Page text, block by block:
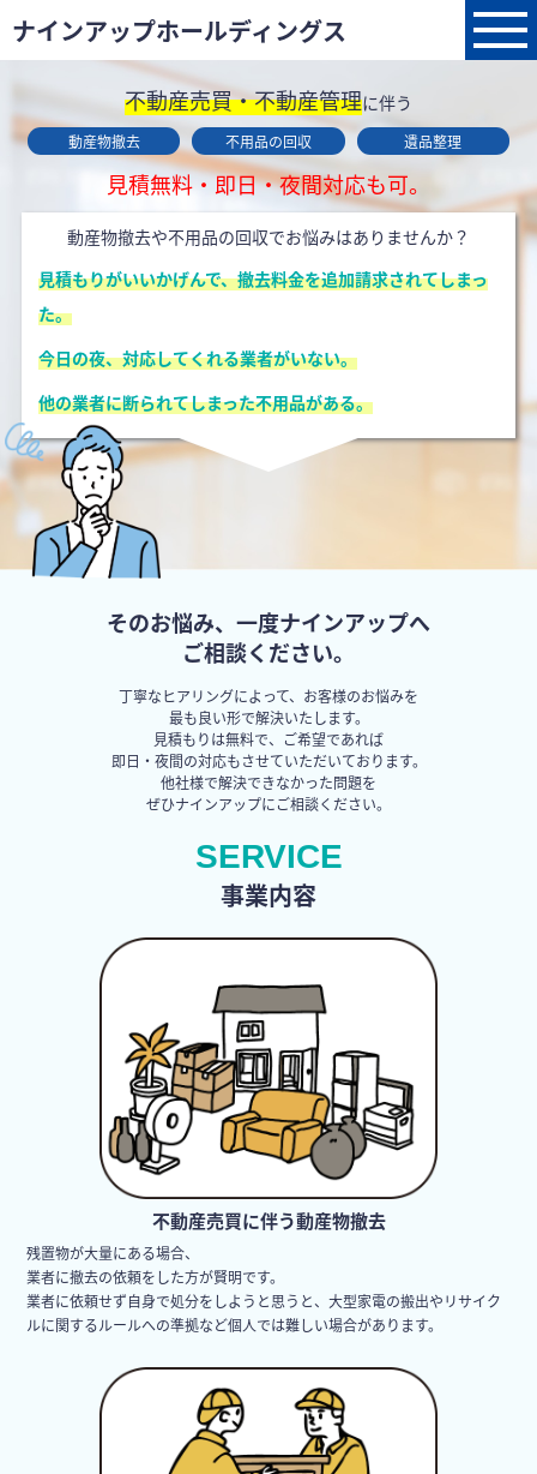
ナインアップホールディングス
不動産売買・不動産管理に伴う
動産物撤去 不用品の回収 遺品整理
見積無料・即日・夜間対応も可。
動産物撤去や不用品の回収でお悩みはありませんか？
見積もりがいいかげんで、撤去料金を追加請求されてしまっ
た。
今日の夜、対応してくれる業者がいない。
他の業者に断られてしまった不用品がある。
そのお悩み、一度ナインアップへ
ご相談ください。
丁寧なヒアリングによって、お客様のお悩みを
最も良い形で解決いたします。
見積もりは無料で、ご希望であれば
即日・夜間の対応もさせていただいております。
他社様で解決できなかった問題を
ぜひナインアップにご相談ください。
SERVICE
事業内容
不動産売買に伴う動産物撤去
残置物が大量にある場合、
業者に撤去の依頼をした方が賢明です。
業者に依頼せず自身で処分をしようと思うと、大型家電の搬出やリサイク
ルに関するルールへの準拠など個人では難しい場合があります。